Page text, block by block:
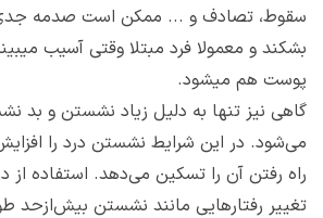
سقوط، تصادف و ... ممکن است صدمه
بشکند و معمولا فرد مبتلا وقتی آسیب
پوست هم میشود.
گاهی نیز تنها به دلیل زیاد نشستن و بد
می‌شود. در این شرایط نشستن درد را
راه رفتن آن را تسکین می‌دهد. استفاده از
تغییر رفتارهایی مانند نشستن بیش‌ازحد